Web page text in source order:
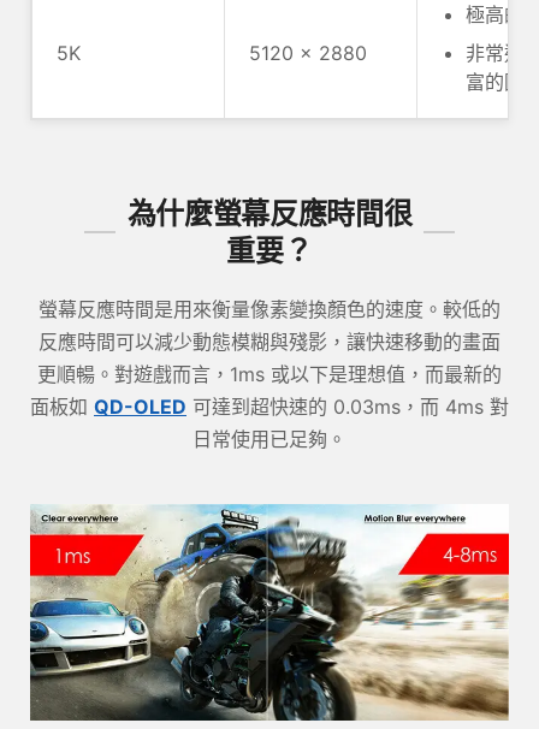
5K 5120 x 2880
極高的
非常適
富的圖
為什麼螢幕反應時間很
重要？
螢幕反應時間是用來衡量像素變換顏色的速度。較低的
反應時間可以減少動態模糊與殘影，讓快速移動的畫面
更順暢。對遊戲而言，1ms 或以下是理想值，而最新的
面板如 QD-OLED 可達到超快速的 0.03ms，而 4ms 對
日常使用已足夠。